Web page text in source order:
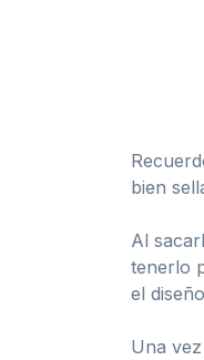
bien
Al
tenerlo
el
Una